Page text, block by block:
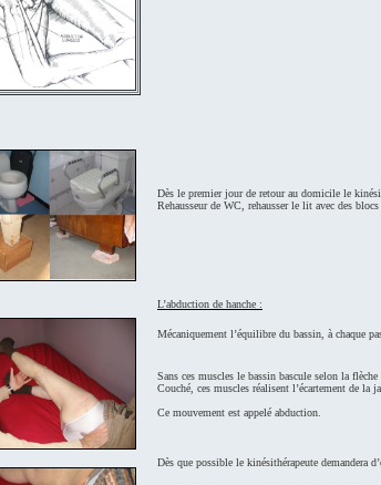
Dès le premier jour de retour au domicile le
Rehausseur de WC, rehausser le lit avec des
L’abduction de hanche :
Mécaniquement l’équilibre du bassin, à chaque
Sans ces muscles le bassin bascule selon la
Couché, ces muscles réalisent l’écartement de la
Ce mouvement est appelé abduction.
Dès que possible le kinésithérapeute demandera